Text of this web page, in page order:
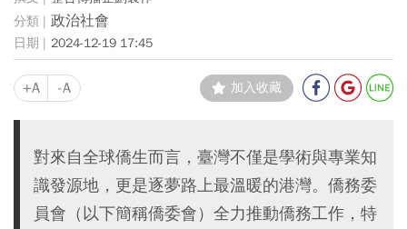
政治社會
2024-12-19 17:45
+A -A 加入收藏
對來自全球僑生而言，臺灣不僅是學術與專業知
識發源地，更是逐夢路上最溫暖的港灣。僑務委
員會（以下簡稱僑委會）全力推動僑務工作，特